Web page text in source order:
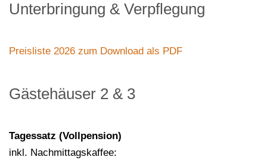
Unterbringung & Verpflegung
Preisliste 2026 zum Download als PDF
Gästehäuser 2 & 3
Tagessatz (Vollpension)
inkl. Nachmittagskaffee: